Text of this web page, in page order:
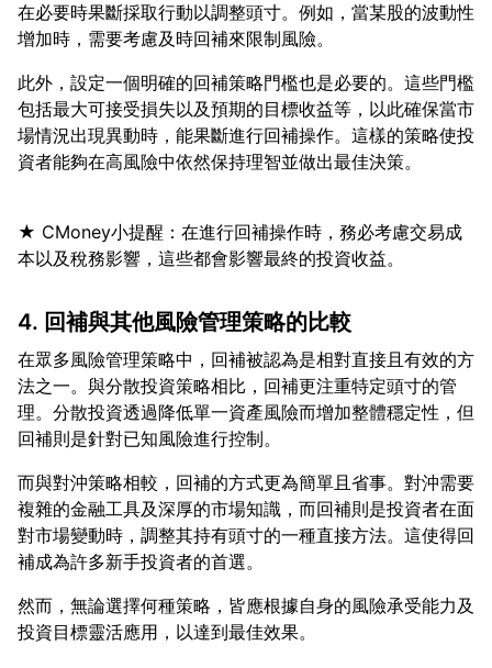
在必要時果斷採取行動以調整頭寸。例如，當某股的波動性
此外，設定一個明確的回補策略門檻也是必要的。這些門檻
包括最大可接受損失以及預期的目標收益等，以此確保當市
場情況出現異動時，能果斷進行回補操作。這樣的策略使投
★ CMoney小提醒：在進行回補操作時，務必考慮交易成
4. 回補與其他風險管理策略的比較
在眾多風險管理策略中，回補被認為是相對直接且有效的方
法之一。與分散投資策略相比，回補更注重特定頭寸的管
理。分散投資透過降低單一資產風險而增加整體穩定性，但
而與對沖策略相較，回補的方式更為簡單且省事。對沖需要
複雜的金融工具及深厚的市場知識，而回補則是投資者在面
對市場變動時，調整其持有頭寸的一種直接方法。這使得回
然而，無論選擇何種策略，皆應根據自身的風險承受能力及